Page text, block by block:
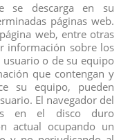
RECINTO PARA CACHORROS
View
se descarga en su
páginas web.
web, entre otras
información sobre los
o de su equipo
que contengan y
su equipo, pueden
El navegador del
en el disco duro
actual ocupando un